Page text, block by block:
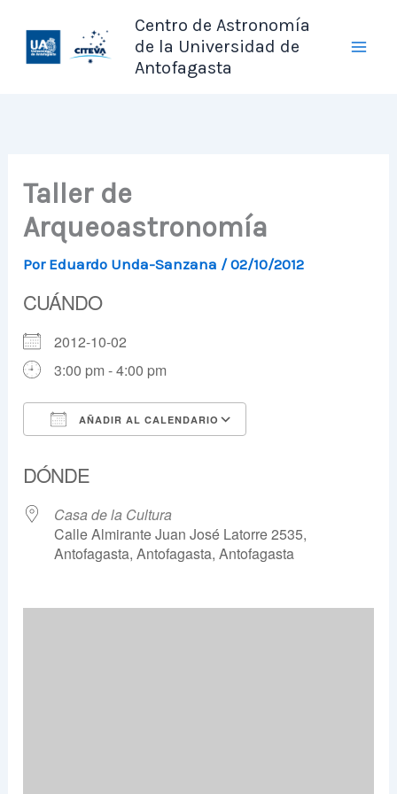
contenido
Centro de Astronomía
de la Universidad de
Antofagasta
Taller de
Arqueoastronomía
Por Eduardo Unda-Sanzana /02/10/2012
CUÁNDO
2012-10-02
3:00 pm - 4:00 pm
AÑADIR AL CALENDARIO
DÓNDE
Casa de la Cultura
Calle Almirante Juan José Latorre 2535,
Antofagasta, Antofagasta, Antofagasta